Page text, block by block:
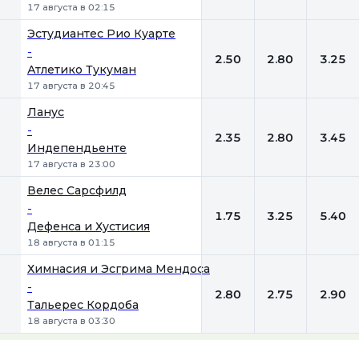
17 августа в 02:15
Эстудиантес Рио Куарте
-
Атлетико Тукуман
17 августа в 20:45
2.50 2.80 3.25
Ланус
-
Индепендьенте
17 августа в 23:00
2.35 2.80 3.45
Велес Сарсфилд
-
Дефенса и Хустисия
18 августа в 01:15
1.75 3.25 5.40
Химнасия и Эсгрима Мендоса
-
Тальерес Кордоба
18 августа в 03:30
2.80 2.75 2.90